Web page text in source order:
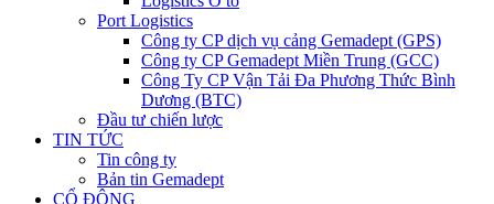
Port Logistics
Công ty CP dịch vụ cảng Gemadept (GPS)
Công ty CP Gemadept Miền Trung (GCC)
Công Ty CP Vận Tải Đa Phương Thức Bình
Dương (BTC)
Đầu tư chiến lược
TIN TỨC
Tin công ty
Bản tin Gemadept
CỔ ĐÔNG